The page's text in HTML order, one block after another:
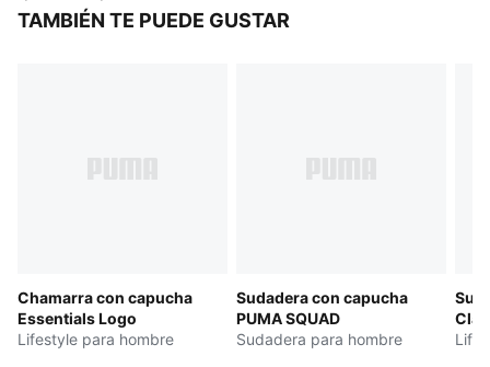
Manga larga
TAMBIÉN TE PUEDE GUSTAR
Chamarra con capucha
Essentials Logo
Lifestyle para hombre
Sudadera con capucha
PUMA SQUAD
Sudadera para hombre